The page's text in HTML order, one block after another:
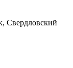
Свердловский